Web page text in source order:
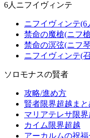
6人ニフイヴィンテ
ニフイヴィンテ(6
禁命の魔槍(ニフ
禁命の溟弦(ニフ
ニフイヴィンテ(
ソロモナスの賢者
攻略/進め方
賢者限界超越まと
マリアテレサ限界
カイム限界超越
アーカルムの祝福